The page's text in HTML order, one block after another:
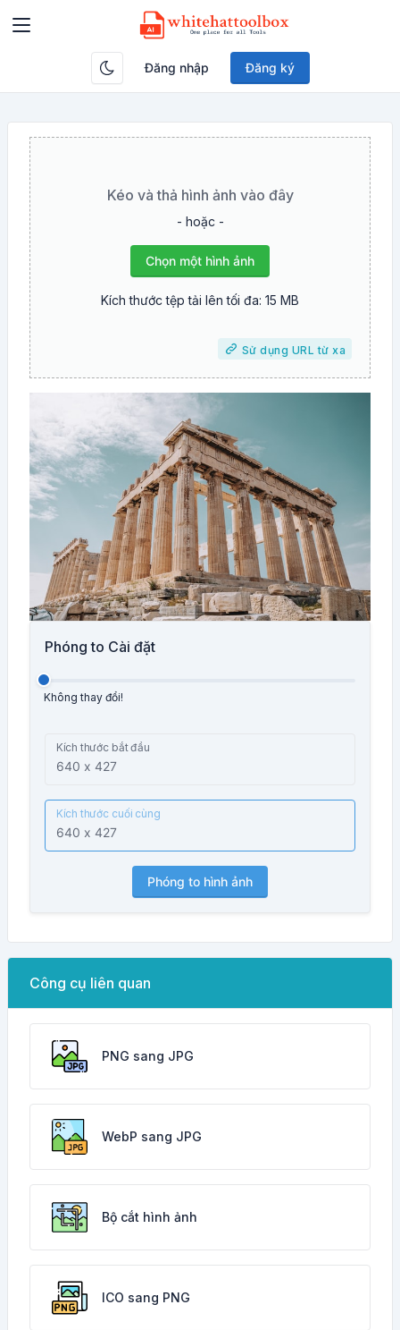
Đăng nhập Đăng ký
Kéo và thả hình ảnh vào đây
- hoặc -
Chọn một hình ảnh
Kích thước tệp tải lên tối đa: 15 MB
Sử dụng URL từ xa
Phóng to Cài đặt
Không thay đổi!
Kích thước bắt đầu
Kích thước cuối cùng
Phóng to hình ảnh
Công cụ liên quan
PNG sang JPG
WebP sang JPG
Bộ cắt hình ảnh
ICO sang PNG